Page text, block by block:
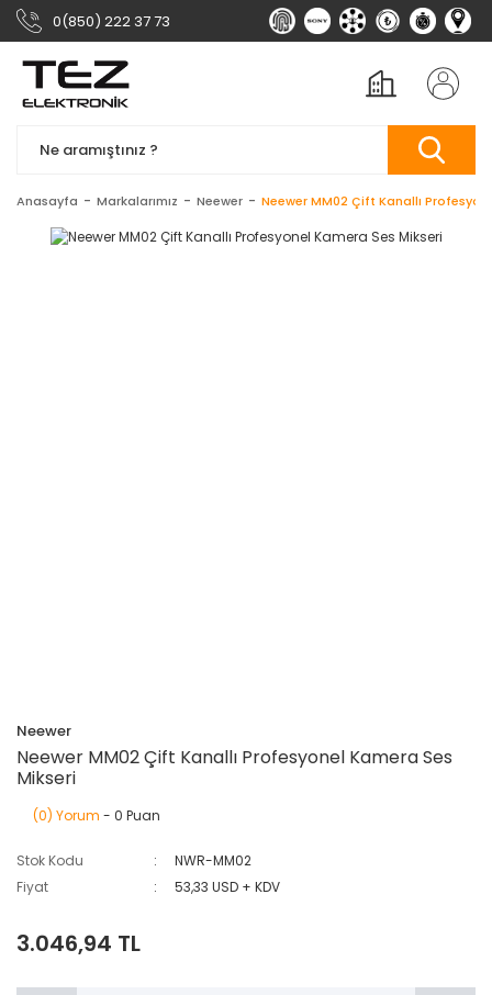
0(850) 222 37 73
Anasayfa Markalarımız Neewer Neewer MM02 Çift Kanallı
Neewer
Neewer MM02 Çift Kanallı Profesyonel Kamera Ses
Mikseri
(0) Yorum - 0 Puan
Stok Kodu
NWR-MM02
Fiyat
53,33 USD + KDV
3.046,94 TL